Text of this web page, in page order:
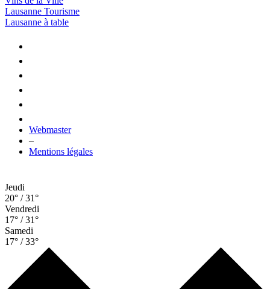
Lausanne Tourisme
Lausanne à table
Webmaster
–
Mentions légales
Jeudi
20° / 31°
Vendredi
17° / 31°
Samedi
17° / 33°